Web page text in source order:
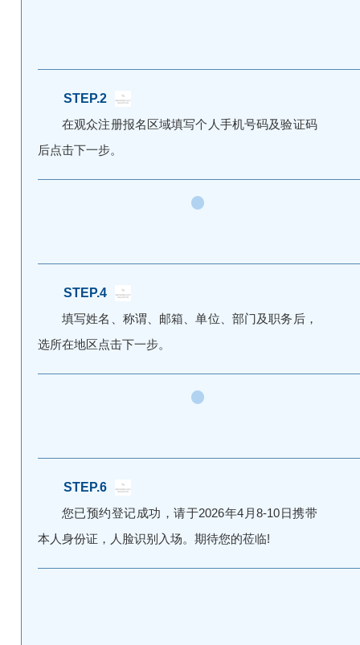
STEP.2
在观众注册报名区域填写个人手机号码及验证码
后点击下一步。
STEP.4
填写姓名、称谓、邮箱、单位、部门及职务后，
选所在地区点击下一步。
STEP.6
您已预约登记成功，请于2026年4月8-10日携带
本人身份证，人脸识别入场。期待您的莅临!